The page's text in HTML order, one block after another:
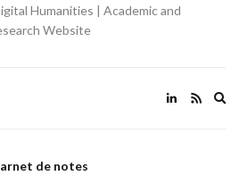
Humanities | Academic and
Website
de notes